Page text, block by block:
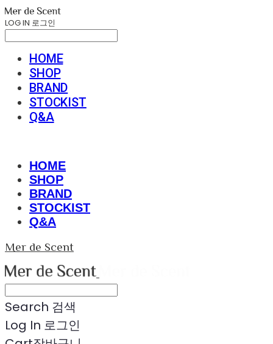
LOG IN 로그인
HOME
SHOP
BRAND
STOCKIST
Q&A
HOME
SHOP
BRAND
STOCKIST
Q&A
Mer de Scent
Search 검색
Log In 로그인